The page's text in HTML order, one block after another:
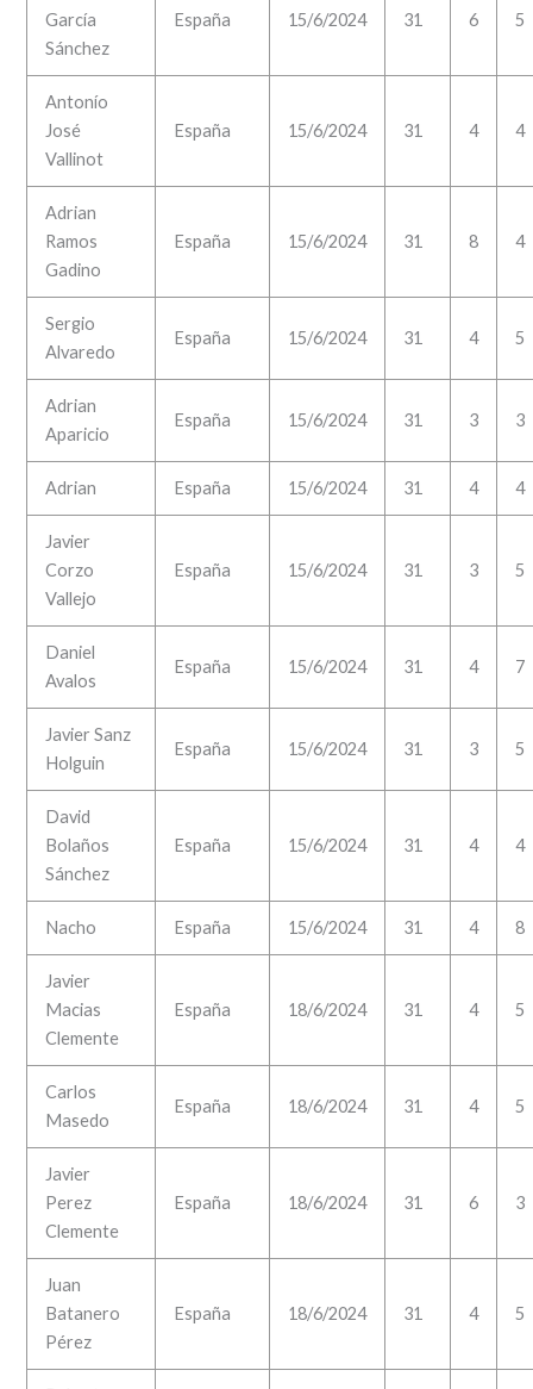
García
Sánchez
España 15/6/2024 31 6 5
Antonío
José
Vallinot
España 15/6/2024 31 4 4
Adrian
Ramos
Gadino
España 15/6/2024 31 8 4
Sergio
Alvaredo
España 15/6/2024 31 4 5
Adrian
Aparicio
España 15/6/2024 31 3 3
Adrian España 15/6/2024 31 4 4
Javier
Corzo
Vallejo
España 15/6/2024 31 3 5
Daniel
Avalos
España 15/6/2024 31 4 7
Javier Sanz
Holguin
España 15/6/2024 31 3 5
David
Bolaños
Sánchez
España 15/6/2024 31 4 4
Nacho España 15/6/2024 31 4 8
Javier
Macias
Clemente
España 18/6/2024 31 4 5
Carlos
Masedo
España 18/6/2024 31 4 5
Javier
Perez
Clemente
España 18/6/2024 31 6 3
Juan
Batanero
Pérez
España 18/6/2024 31 4 5